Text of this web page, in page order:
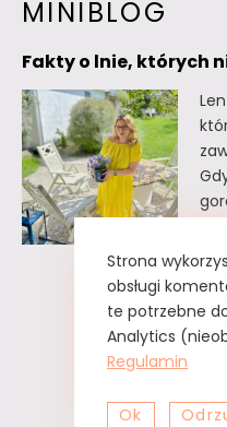
MINIBLOG
Fakty o lnie, których
o
Strona
obsługi
te potrzebne
Analytics
Regulamin
Ok